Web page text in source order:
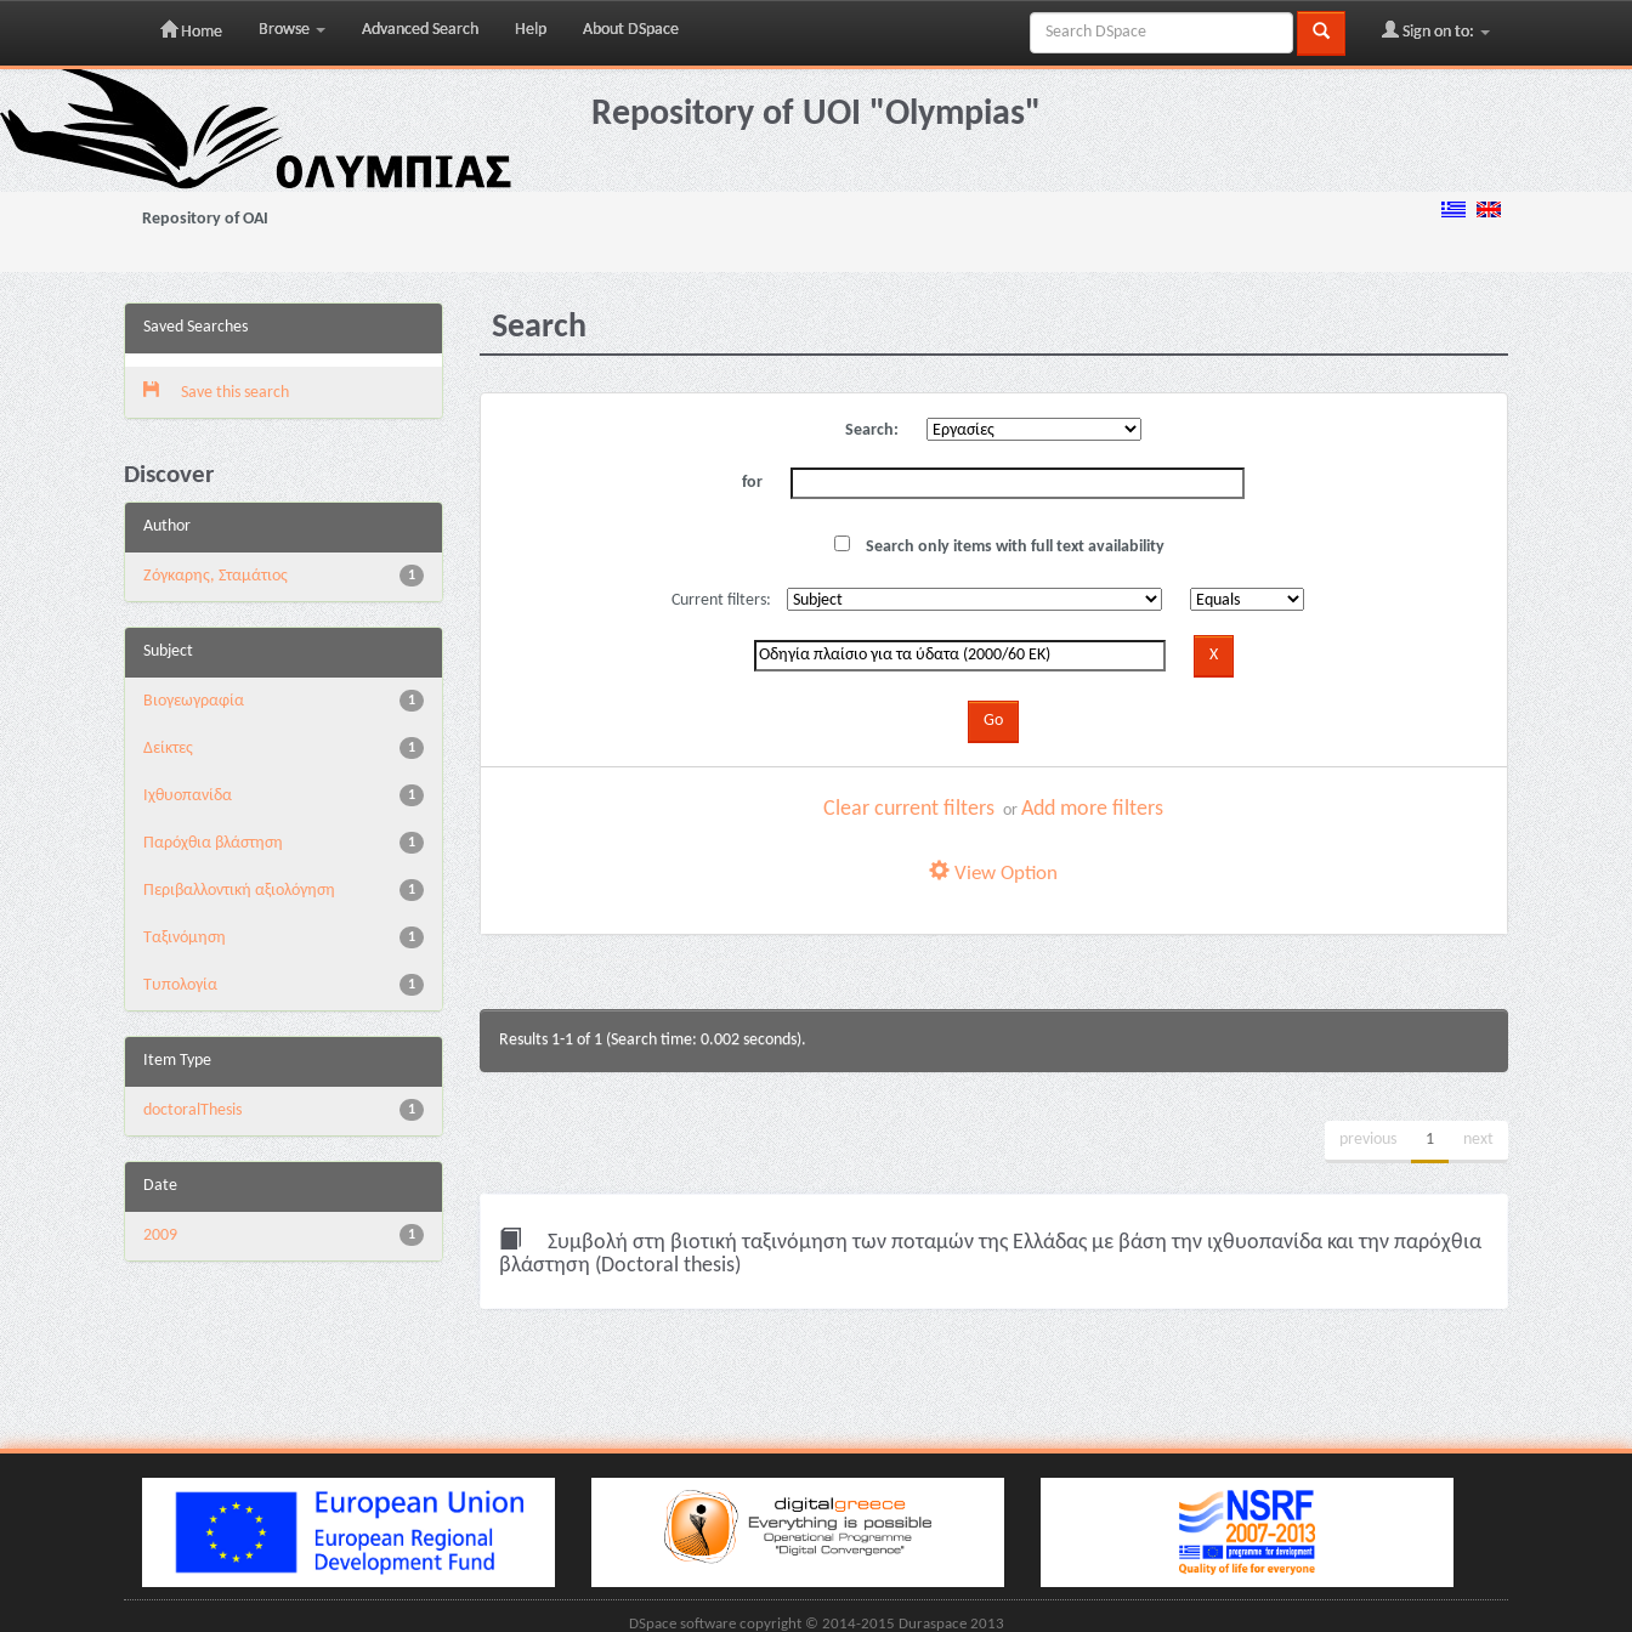
Skip
navigation
Home Browse Advanced Search Help About DSpace Sign on to:
Repository of UOI "Olympias"
Repository of OAI
Saved Searches
Save this search
Discover
Author
1
Ζόγκαρης, Σταμάτιος
Subject
1
Βιογεωγραφία
1
Δείκτες
1
Ιχθυοπανίδα
1
Παρόχθια βλάστηση
1
Περιβαλλοντική αξιολόγηση
1
Ταξινόμηση
1
Τυπολογία
Item Type
1
doctoralThesis
Date
1
2009
Search
Search:
for
Search only items with full text availability
Current filters:
Clear current filters orAdd more filters
View Option
Results 1-1 of 1 (Search time: 0.002 seconds).
previous 1 next
Συμβολή στη βιοτική ταξινόμηση των ποταμών της Ελλάδας με βάση την ιχθυοπανίδα και την παρόχθια
βλάστηση (Doctoral thesis)
DSpace software copyright © 2014-2015 Duraspace 2013